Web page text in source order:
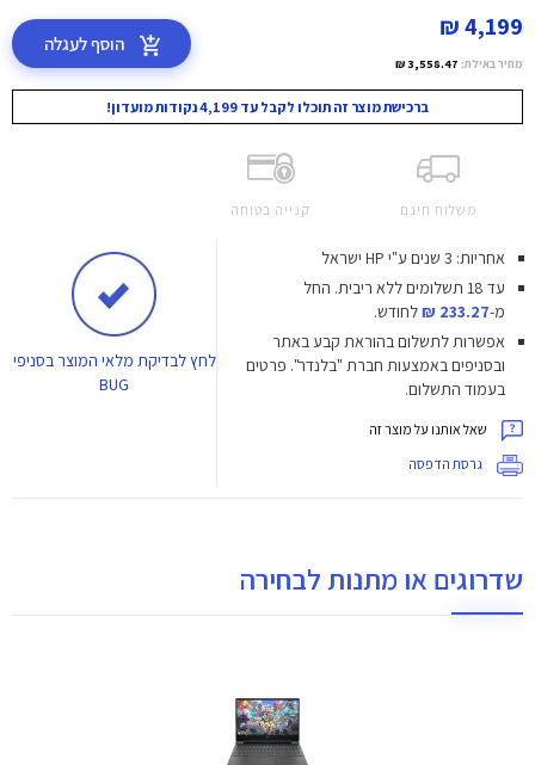
4,199 ₪
מחיר באילת: 3,558.47 ₪
הוסף לעגלה
ברכישת מוצר זה תוכלו לקבל עד 4,199 נקודות מועדון!
משלוח חינם קנייה בטוחה
אחריות: 3 שנים ע"י HP ישראל
עד 18 תשלומים ללא ריבית.
החל
מ-233.27 ₪
לחודש.
אפשרות לתשלום בהוראת קבע באתר
ובסניפים באמצעות חברת "בלנדר". פרטים
בעמוד התשלום.
שאל אותנו על מוצר זה
גרסת הדפסה
לחץלבדיקת מלאי המוצר בסניפי
BUG
שדרוגים או מתנות לבחירה